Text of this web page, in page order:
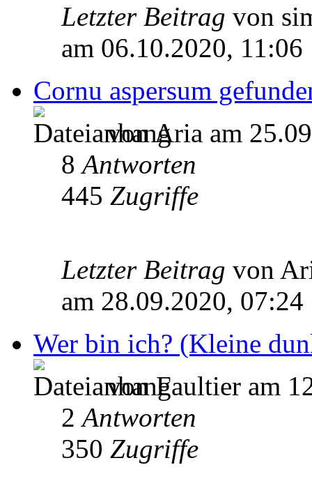
Letzter Beitrag von
am 06.10.2020, 11:06
Cornu aspersum
von Aria am
8Antworten
445 Zugriffe
Letzter Beitrag von
am 28.09.2020, 07:24
Wer bin ich? (Kleine
von Faultier am
2Antworten
350 Zugriffe